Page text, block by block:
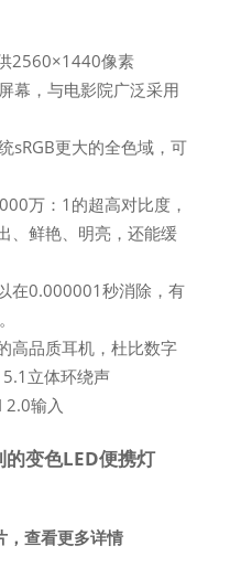
2560×1440像素
幕，与电影院广泛采用
sRGB更大的全色域，可
万：1的超高对比度，
、鲜艳、明亮，还能缓
在0.000001秒消除，有
高品质耳机，杜比数字
立体环绕声
输入
变色LED便携灯
，查看更多详情